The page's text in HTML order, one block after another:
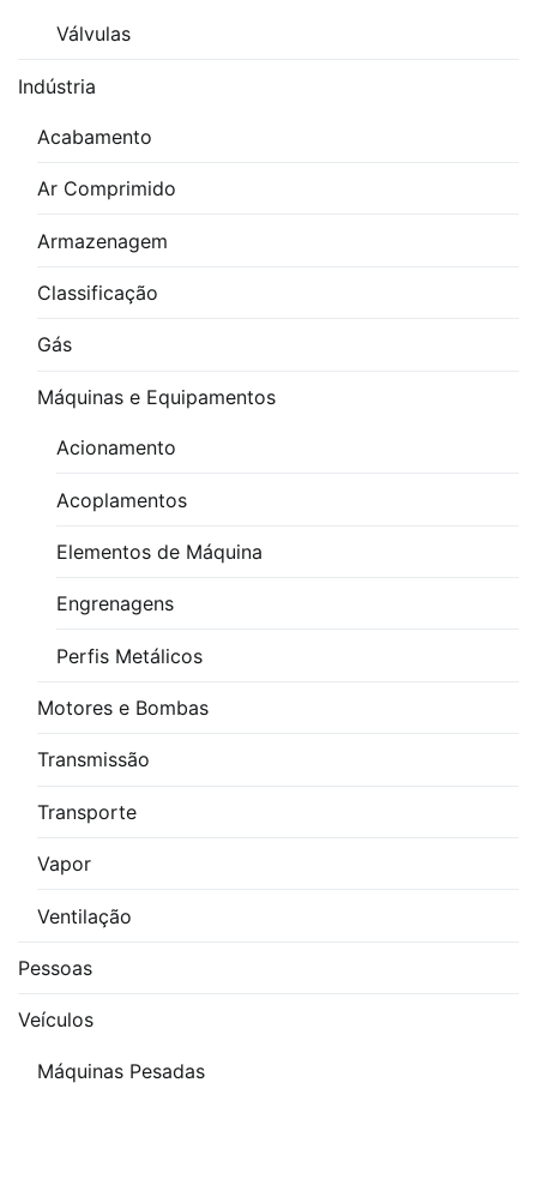
Válvulas
Indústria
Acabamento
Ar Comprimido
Armazenagem
Classificação
Gás
Máquinas e Equipamentos
Acionamento
Acoplamentos
Elementos de Máquina
Engrenagens
Perfis Metálicos
Motores e Bombas
Transmissão
Transporte
Vapor
Ventilação
Pessoas
Veículos
Máquinas Pesadas